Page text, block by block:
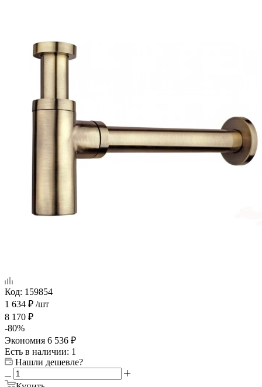
Код: 159854
1 634 ₽ /шт
8 170 ₽
-80%
Экономия 6 536 ₽
Есть в наличии: 1
Нашли дешевле?